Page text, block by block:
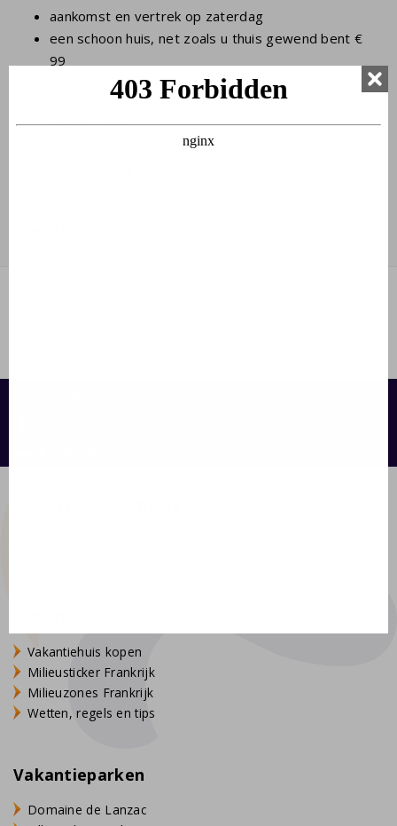
aankomst en vertrek op zaterdag
een schoon huis, net zoals u thuis gewend bent €
99
beddengoed en opgemaakte bedden € 9 p.p.
parkkosten (water, elektra, toeristenbelasting) €
2,95 p.p.p.n.
in de periode oktober - maart zijn de parkkosten
Onze service: De bedden zijn opgemaakt bij aankomst,
Vakantiehuis kopen
Milieusticker Frankrijk
Milieuzones Frankrijk
Wetten, regels en tips
Vakantieparken
Domaine de Lanzac